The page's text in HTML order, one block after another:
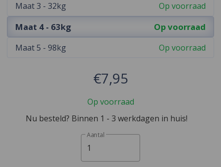
Maat 3 - 32kg
Op voorraad
Maat 4 - 63kg Op voorraad
Maat 5 - 98kg Op voorraad
€7,95
Op voorraad
Nu besteld? Binnen 1 - 3 werkdagen in huis!
Aantal
1